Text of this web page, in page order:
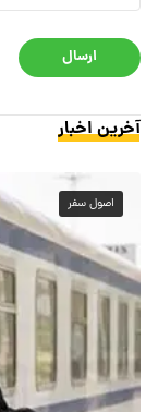
ارسال
آخرین اخبار
اصول سفر